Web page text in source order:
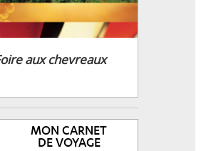
Les Caves se rebiffent � Calce
MON CARNET
DE VOYAGE